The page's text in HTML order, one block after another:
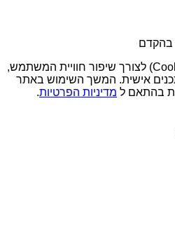
בהקדם
האתר משתמש בעוגיות (Cookies) לצורך שיפור חוויית המשתמש,
אישית. המשך השימוש באתר
בהתאם ל מדיניות הפרטיות.